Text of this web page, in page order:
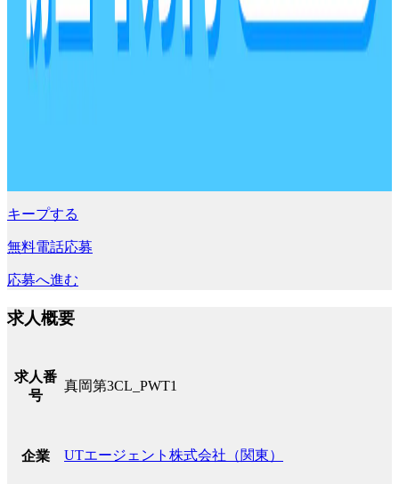
キープする
無料電話応募
応募へ進む
求人概要
求人番
号
真岡第3CL_PWT1
企業 UTエージェント株式会社（関東）